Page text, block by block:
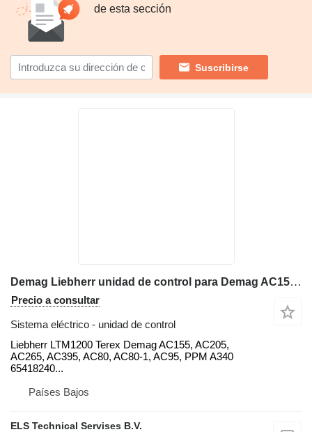
de esta sección
Suscribirse
Demag Liebherr unidad de control para Demag AC155, AC205, AC265, AC395, AC80, AC80-1, AC95, PPM A340 grúa móvil
Precio a consultar
Sistema eléctrico - unidad de control
Liebherr LTM1200 Terex Demag AC155, AC205,
AC265, AC395, AC80, AC80-1, AC95, PPM A340
65418240...
Países Bajos
ELS Technical Servises B.V.